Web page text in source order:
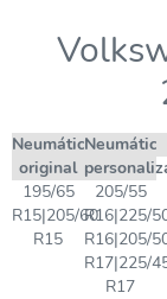
Neumático
original
Neumático
195/65
R15|205/60
R15
205/55
R16|225/
R16|205/
R17|225/
R17